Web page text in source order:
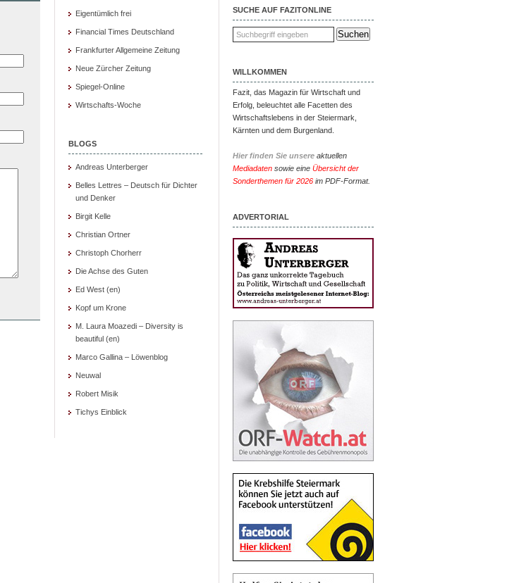
Eigentümlich frei
Financial Times Deutschland
Frankfurter Allgemeine Zeitung
Neue Zürcher Zeitung
Spiegel-Online
Wirtschafts-Woche
BLOGS
Andreas Unterberger
Belles Lettres – Deutsch für Dichter
und Denker
Birgit Kelle
Christian Ortner
Christoph Chorherr
Die Achse des Guten
Ed West (en)
Kopf um Krone
M. Laura Moazedi – Diversity is
beautiful (en)
Marco Gallina – Löwenblog
Neuwal
Robert Misik
Tichys Einblick
SUCHE AUF FAZITONLINE
WILLKOMMEN
Fazit, das Magazin für Wirtschaft und
Erfolg, beleuchtet alle Facetten des
Wirtschaftslebens in der Steiermark,
Kärnten und dem Burgenland.
Hier finden Sie unsere aktuellen
Mediadaten sowie eine Übersicht der
Sonderthemen für 2026 im PDF-Format.
ADVERTORIAL